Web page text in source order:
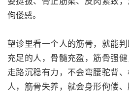
佝偻感。
望诊里看一个人的筋骨，就能
充足的人，骨髓充盈，筋骨强健
走路沉稳有力，不会弯腰驼背
人，筋骨失养，就会身形佝偻、